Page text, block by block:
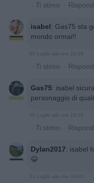
· Ti stimo ·
isabel: Gas75 sta
mondo ormai!!
· Ti stimo ·
Gas75: isabel
personaggio di
30 Luglio alle ore 19:59
· Ti stimo ·
Dylan2017: isabel
😂